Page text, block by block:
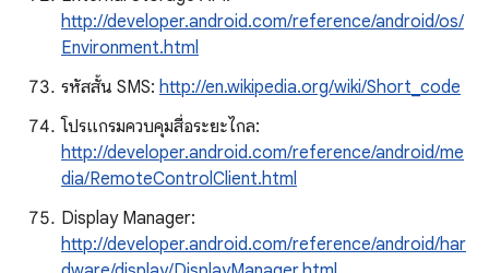
http://developer.android.com/reference/android/os/
Environment.html
รหัสสั้น SMS: http://en.wikipedia.org/wiki/Short_code
โปรแกรมควบคุมสื่อระยะไกล:
http://developer.android.com/reference/android/me
dia/RemoteControlClient.html
Display Manager:
http://developer.android.com/reference/android/har